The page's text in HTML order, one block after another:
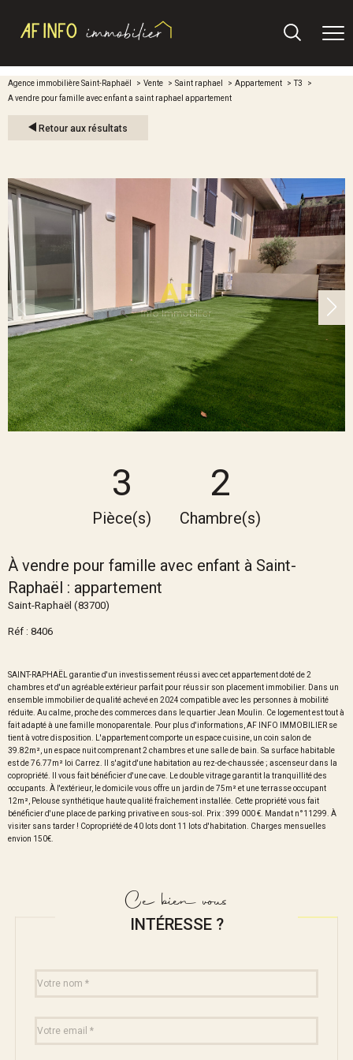
Agence immobilière Saint-Raphaël Vente Saint raphael Appartement
T3
A vendre pour famille avec enfant a saint raphael appartement
Retour aux résultats
3
Pièce(s)
2
Chambre(s)
À vendre pour famille avec enfant à Saint-
Raphaël : appartement
Saint-Raphaël (83700)
Réf : 8406
SAINT-RAPHAËL garantie d'un investissement réussi avec cet appartement doté de 2
chambres et d'un agréable extérieur parfait pour réussir son placement immobilier. Dans un
ensemble immobilier de qualité achevé en 2024 compatible avec les personnes à mobilité
réduite. Au calme, proche des commerces dans le quartier Jean Moulin. Ce logement est tout à
fait adapté à une famille monoparentale. Pour plus d'informations, AF INFO IMMOBILIER se
tient à votre disposition. L'appartement comporte un espace cuisine, un coin salon de
39.82m², un espace nuit comprenant 2 chambres et une salle de bain. Sa surface habitable
est de 76.77m² loi Carrez. Il s'agit d'une habitation au rez-de-chaussée ; ascenseur dans la
copropriété. Il vous fait bénéficier d'une cave. Le double vitrage garantit la tranquillité des
occupants. À l'extérieur, le domicile vous offre un jardin de 75m² et une terrasse occupant
12m², Pelouse synthétique haute qualité fraîchement installée. Cette propriété vous fait
bénéficier d'une place de parking privative en sous-sol. Prix : 399 000 €. Mandat n°11299. À
visiter sans tarder ! Copropriété de 40 lots dont 11 lots d'habitation. Charges mensuelles
envion 150€.
Ce bien vous
INTÉRESSE ?
par
*
*